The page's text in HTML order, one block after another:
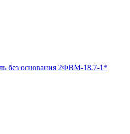
без основания 2ФВМ-18.7-1*